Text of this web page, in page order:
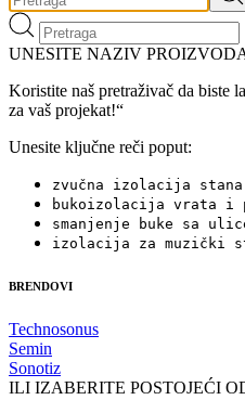
UNESITE NAZIV
Koristite naš pretraživač da biste
za vaš projekat!“
Unesite ključne reči poput:
zvučna izolacija stana
bukoizolacija vrata i
smanjenje buke sa
izolacija za muzički
BRENDOVI
Technosonus
Semin
Sonotiz
ILI IZABERITE POSTOJEĆI